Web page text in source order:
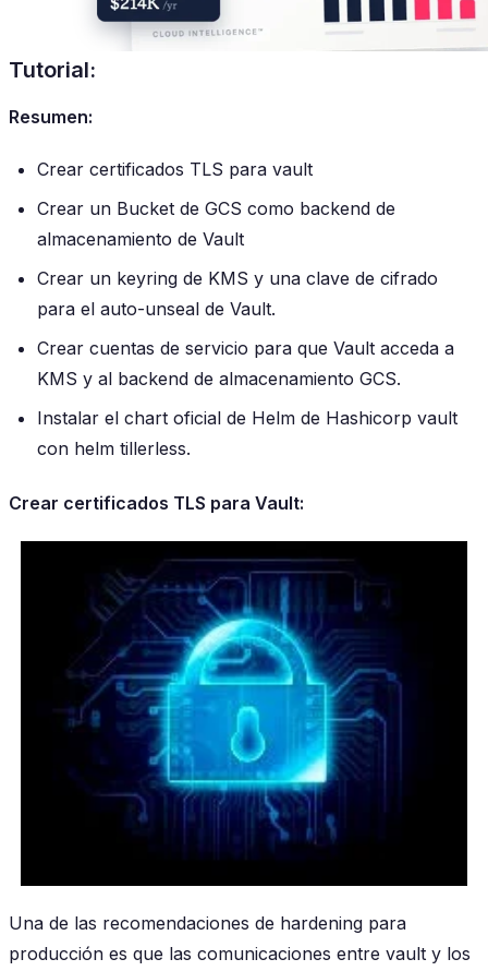
Tutorial:
Resumen:
Crear certificados TLS para vault
Crear un Bucket de GCS como backend de
almacenamiento de Vault
Crear un keyring de KMS y una clave de cifrado
para el auto-unseal de Vault.
Crear cuentas de servicio para que Vault acceda a
KMS y al backend de almacenamiento GCS.
Instalar el chart oficial de Helm de Hashicorp vault
con helm tillerless.
Crear certificados TLS para Vault:
Una de las recomendaciones de hardening para
producción es que las comunicaciones entre vault y los